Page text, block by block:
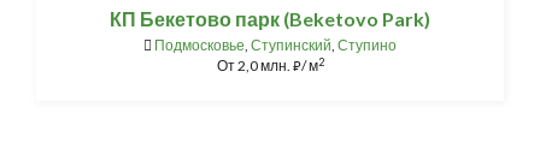
КП Бекетово парк (Beketovo Park)
Подмосковье, Ступинский, Ступино
От2,0 млн. ⃏/ м2